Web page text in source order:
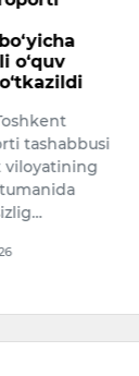
o‘quv
tashabbusi
viloyatining